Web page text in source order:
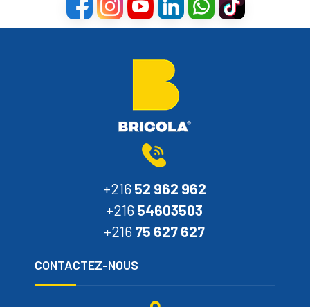
+216 52 962 962
+216 54603503
+216 75 627 627
CONTACTEZ-NOUS